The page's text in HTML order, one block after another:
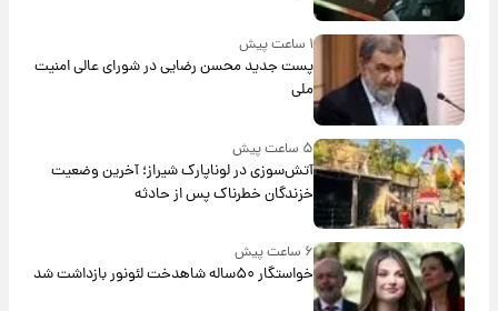
۱ ساعت پیش
پست جدید محسن رضایی در شورای عالی امنیت
ملی
۵ ساعت پیش
آتش‌سوزی در لوناپارک شیراز؛ آخرین وضعیت
خزندگان خطرناک پس از حادثه
۶ ساعت پیش
خواستگار ۵۰ساله شاهدخت لئونور بازداشت شد